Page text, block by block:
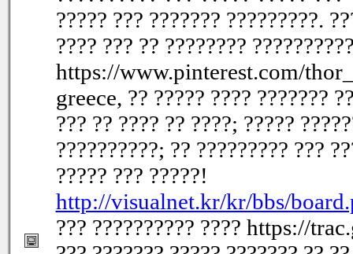
????? ??? ??????? ?????????.
???? ??? ?? ????????
https://www.pinterest.com/
greece, ?? ????? ???? ???????
??? ?? ???? ?? ????; ?????
??????????; ?? ????????? ???
????? ??? ?????!
http://visualnet.kr/kr/bbs/
??? ?????????? ???? https://